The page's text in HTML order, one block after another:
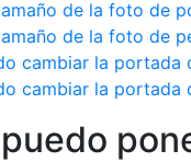
de la foto de
de la foto de
cambiar la portada
cambiar la portada